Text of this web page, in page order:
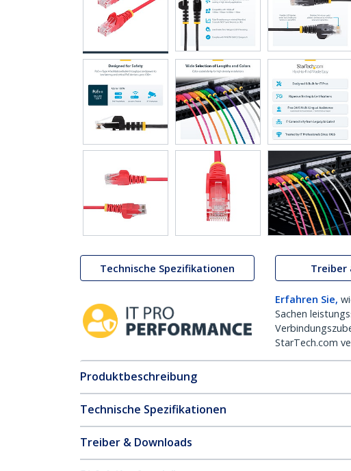
Technische Spezifikationen Treiber
Erfahren Sie,
Sachen
StarTech.com
Produktbeschreibung
Technische Spezifikationen
Treiber & Downloads